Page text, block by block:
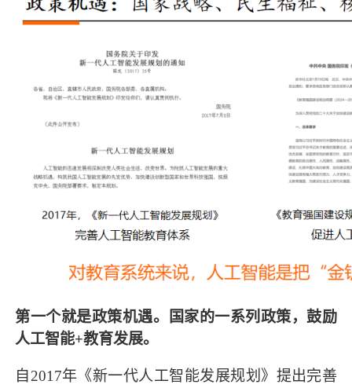
第一个就是政策机遇。国家的一系列政策，鼓励
人工智能+教育发展。
自2017年《新一代人工智能发展规划》提出完善